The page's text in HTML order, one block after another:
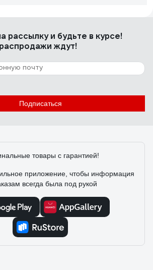
в переписке, расположении, рукав
раскроя стандартного листового
одинаковом качестве, при
расходники живут долго.
плазменной резки
12.12.2022
реза
рассылкуи будьте в курсе!
ждут!
Подписаться
товары с гарантией!
приложение, чтобы информация
всегда была под рукой